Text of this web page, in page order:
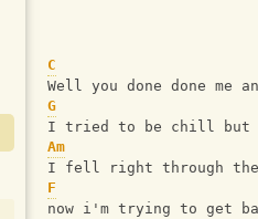
C
Well you done done
G
I tried to be chill but
Am
I fell right through
F
now i'm trying to get